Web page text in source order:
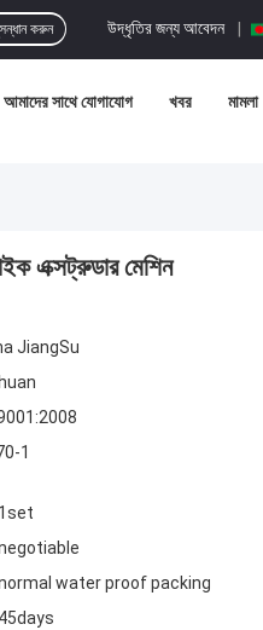
উদ্ধৃতির জন্য আবেদন |
করুন
আমাদের সাথে যোগাযোগ খবর মামলা
এক্সট্রুডার মেশিন
JiangSu
1
1set
water proof packing
45days